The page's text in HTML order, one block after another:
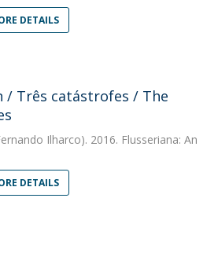
DETAILS
/ Três catástrofes / The
Ilharco). 2016. Flusseriana: An
DETAILS